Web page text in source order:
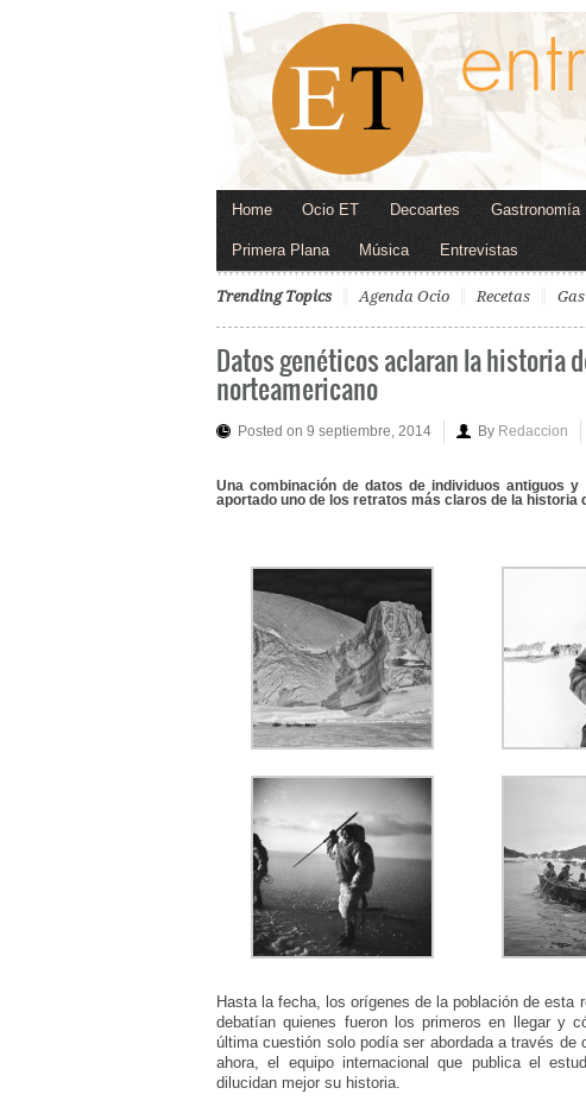
Home Ocio ET Decoartes Gastronomía
Primera Plana Música Entrevistas
Trending Topics Agenda Ocio Recetas
Datos genéticos aclaran la historia
norteamericano
Posted on 9 septiembre, 2014 By Redaccion
Una combinación de datos de individuos antiguos
aportado uno de los retratos más claros de la
Hasta la fecha, los orígenes de la población de
debatían quienes fueron los primeros en llegar y
última cuestión solo podía ser abordada a través
ahora, el equipo internacional que publica el
dilucidan mejor su historia.